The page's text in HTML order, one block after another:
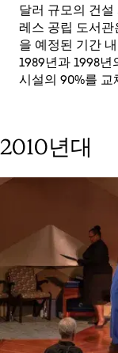
달러 규모의 건
레스 공립 도서
을 예정된 기간
1989년과 1998
시설의 90%를 교
2010년대